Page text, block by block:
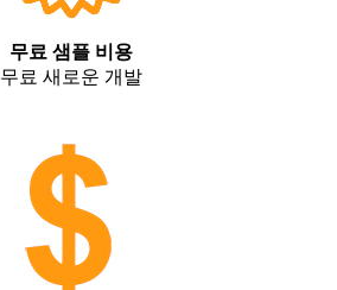
무료 샘플 비용
무료 새로운 개발